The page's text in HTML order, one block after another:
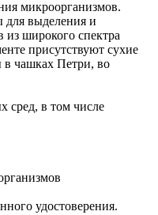
микроорганизмов.
для выделения и
из широкого спектра
присутствуют сухие
в чашках Петри, во
сред, в том числе
удостоверения.